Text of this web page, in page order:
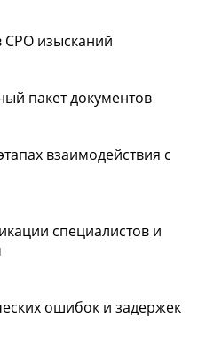
СРО изысканий
пакет документов
взаимодействия с
специалистов и
ошибок и задержек